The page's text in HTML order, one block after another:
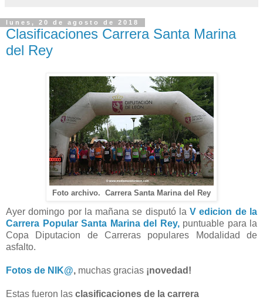
lunes, 20 de agosto de 2018
Clasificaciones Carrera Santa Marina
del Rey
Foto archivo. Carrera Santa Marina del Rey
Ayer domingo por la mañana se disputó laV edicion de la
Carrera Popular Santa Marina del Rey,puntuable para la
Copa Diputacion de Carreras populares Modalidad de
asfalto.
Fotos de NIK@, muchas gracias ¡novedad!
Estas fueron las clasificaciones de la carrera